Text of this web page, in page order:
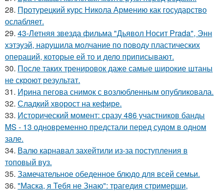
28. Протурецкий курс Никола Армению как государство
ослабляет.
29. 43-Летняя звезда фильма "Дьявол Носит Prada", Энн
хэтэуэй, нарушила молчание по поводу пластических
операций, которые ей то и дело приписывают.
30. После таких тренировок даже самые широкие штаны
не скроют результат.
31. Ирина пегова снимок с возлюбленным опубликовала.
32. Сладкий хворост на кефире.
33. Исторический момент: сразу 486 участников банды
MS - 13 одновременно предстали перед судом в одном
зале.
34. Валю карнавал захейтили из-за поступления в
топовый вуз.
35. Замечательное обеденное блюдо для всей семьи.
36. "Маска, я Тебя не Знаю": трагедия стримерши,